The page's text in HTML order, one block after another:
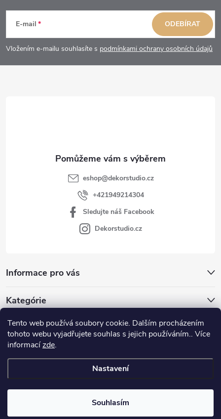
Tento web používá soubory cookie. Dalším procházením
tohoto webu vyjadřujete souhlas s jejich používáním.. Více
informacízde.
Nastavení
Souhlasím
p
E-mail
Vložením e-mailu souhlasíte s podmínkami ochrany osobních údajů
ODEBÍRAT
Informace pro vás
Kategórie
Facebook
eshop@dekorstudio.cz
+421949214304
Sledujte náš Facebook
Dekorstudio.cz
Copyright 2026www.dekorstudio.cz. Všechna práva vyhrazena.